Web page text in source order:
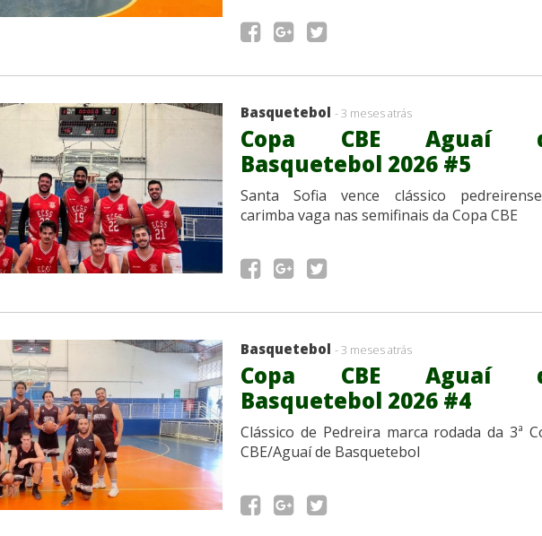
Basquetebol - 3 meses atrás
Copa CBE Aguaí
Basquetebol 2026 #5
Santa Sofia vence clássico
carimba vaga nas semifinais da Copa CBE
Basquetebol - 3 meses atrás
Copa CBE Aguaí
Basquetebol 2026 #4
Clássico de Pedreira marca rodada da 3ª
CBE/Aguaí de Basquetebol